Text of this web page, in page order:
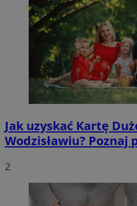
Jak uzyskać Kartę
Wodzisławiu? Poznaj
2